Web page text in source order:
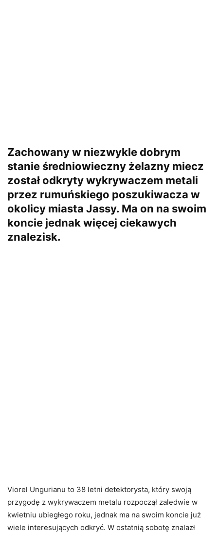
Zachowany w niezwykle dobrym
stanie średniowieczny żelazny miecz
został odkryty wykrywaczem metali
przez rumuńskiego poszukiwacza w
okolicy miasta Jassy. Ma on na swoim
koncie jednak więcej ciekawych
znalezisk.
Viorel Ungurianu to 38 letni detektorysta, który swoją
przygodę z wykrywaczem metalu rozpoczął zaledwie w
kwietniu ubiegłego roku, jednak ma na swoim koncie już
wiele interesujących odkryć. W ostatnią sobotę znalazł